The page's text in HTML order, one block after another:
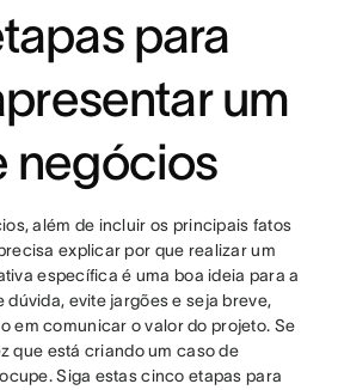
para
um
negócios
além de incluir os principais fatos
explicar por que realizar um
específica é uma boa ideia para a
dúvida, evite jargões e seja breve,
em comunicar o valor do projeto. Se
que está criando um caso de
Siga estas cinco etapas para